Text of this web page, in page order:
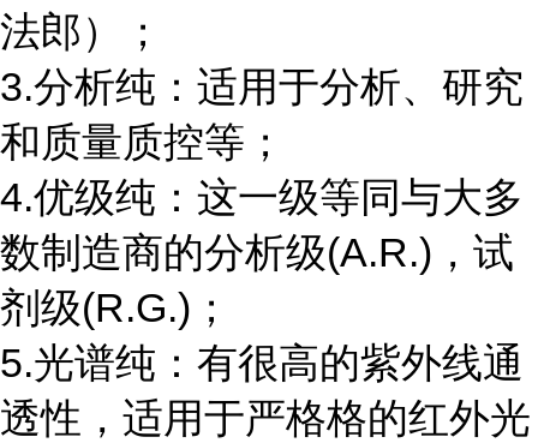
法郎）；
3.分析纯：适用于分析、研究
和质量质控等；
4.优级纯：这一级等同与大多
数制造商的分析级(A.R.)，试
剂级(R.G.)；
5.光谱纯：有很高的紫外线通
透性，适用于严格格的红外光